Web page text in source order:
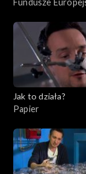
Jak to działa?
Papier